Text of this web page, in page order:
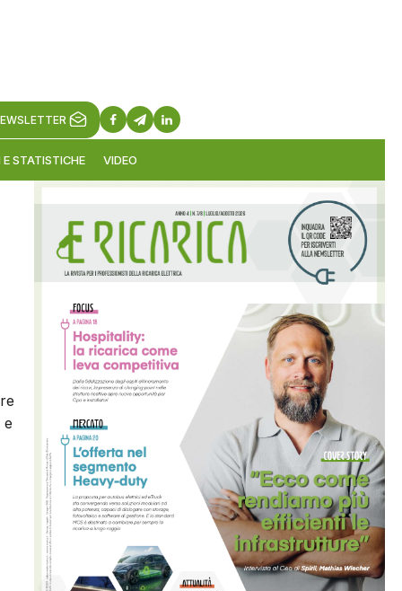
E STATISTICHE VIDEO
e